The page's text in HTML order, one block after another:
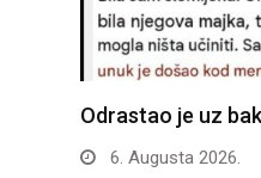
Odrastao je uz
6. Augusta 2026.